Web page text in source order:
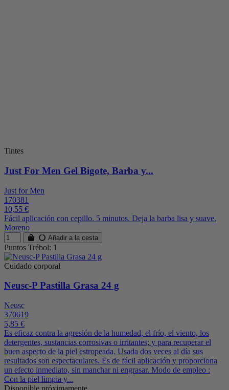
Tintes
Just For Men Gel Bigote, Barba y...
Just for Men
170381
10,55 €
Fácil aplicación con cepillo. 5 minutos. Deja la barba lisa y suave.
Moreno
Añadir a la cesta
Puntos Trébol: 1
Cuidado corporal
Neusc-P Pastilla Grasa 24 g
Neusc
370619
5,85 €
Es eficaz contra la agresión de la humedad, el frío, el viento, los
detergentes, sustancias corrosivas o irritantes; y para recuperar el
buen aspecto de la piel estropeada. Usada dos veces al día sus
resultados son espectaculares. Es de fácil aplicación y proporciona
un efecto inmediato, sin manchar ni engrasar. Modo de empleo :
Con la piel limpia y...